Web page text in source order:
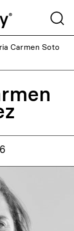
Carmen Soto